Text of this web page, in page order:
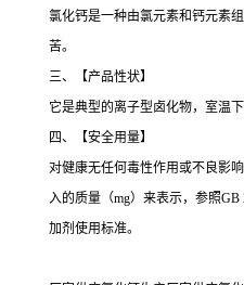
氯化钙是一种由氯元素和钙元素
苦。
三、【产品性状】
它是典型的离子型卤化物，室温
四、【安全用量】
对健康无任何毒性作用或不良影
入的质量（mg）来表示，参照
加剂使用标准。